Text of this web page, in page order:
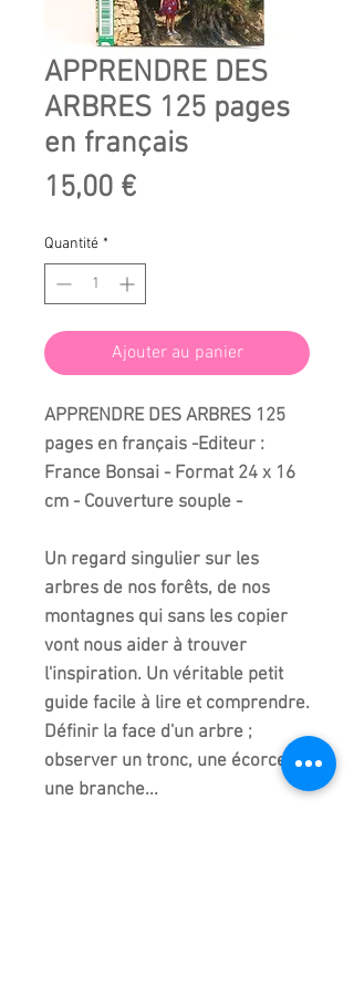
APPRENDRE DES
ARBRES 125 pages
en français
15,00 €Prix
Quantité *
Ajouter au panier
APPRENDRE DES ARBRES 125
pages en français -Editeur :
France Bonsai - Format 24 x 16
cm - Couverture souple -
Un regard singulier sur les
arbres de nos forêts, de nos
montagnes qui sans les copier
vont nous aider à trouver
l'inspiration. Un véritable petit
guide facile à lire et comprendre.
Définir la face d'un arbre ;
observer un tronc, une écorce,
une branche...